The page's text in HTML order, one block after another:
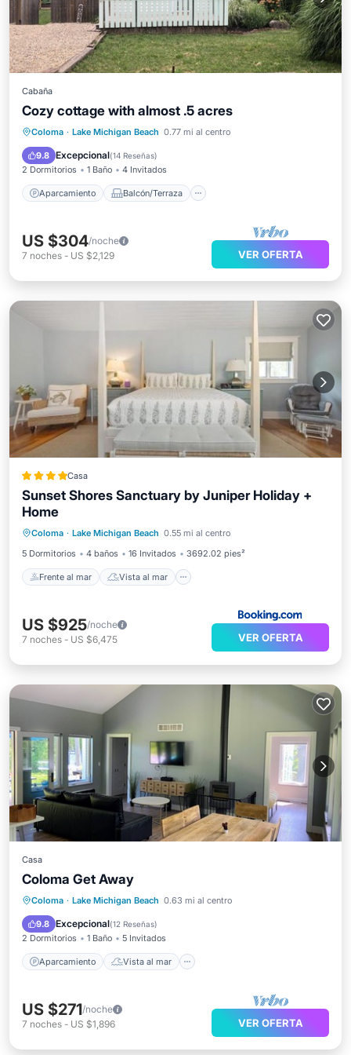
Cabaña
Cozy cottage with almost .5 acres
Coloma · Lake Michigan Beach 0.77 mi al centro
9.8 Excepcional(14 Reseñas)
2 Dormitorios 1 Baño 4 Invitados
Aparcamiento Balcón/Terraza
Aparcamiento
Balcón/Terraza
Cocina
Aire acondicionado
US $304/noche
7 noches - US $2,129 VER OFERTA
Casa
Sunset Shores Sanctuary by Juniper Holiday +
Home
Coloma · Lake Michigan Beach 0.55 mi al centro
5 Dormitorios
4 baños 16 Invitados 3692.02 pies²
Frente al mar Vista al mar
Aire acondicionado
US $925/noche
7 noches - US $6,475 VER OFERTA
Casa
Coloma Get Away
Coloma · Lake Michigan Beach 0.63 mi al centro
9.8 Excepcional(12 Reseñas)
2 Dormitorios 1 Baño 5 Invitados
Aparcamiento Vista al mar
Aparcamiento
Vista al mar
Balcón/Terraza
US $271/noche
7 noches - US $1,896 VER OFERTA